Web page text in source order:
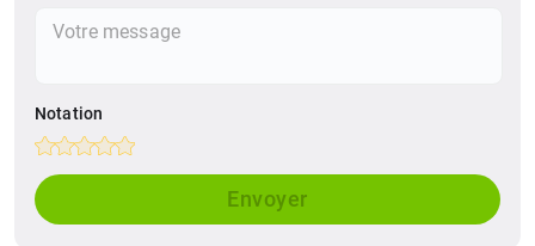
Notation
1 Star
2 Stars
3 Stars
4 Stars
5 Stars
Empty
Envoyer